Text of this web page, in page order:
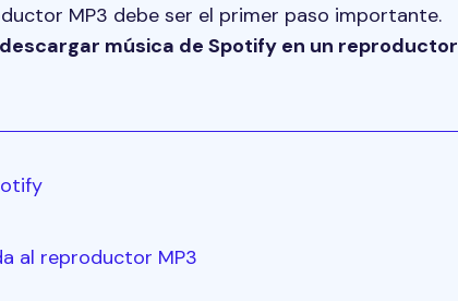
MP3 debe ser el primer paso importante.
descargar música de Spotify en un reproductor
al reproductor MP3